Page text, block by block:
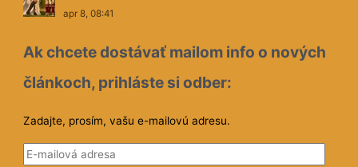
apr 8, 08:41
Ak chcete dostávať mailom info o nových
článkoch, prihláste si odber:
Zadajte, prosím, vašu e-mailovú adresu.
E